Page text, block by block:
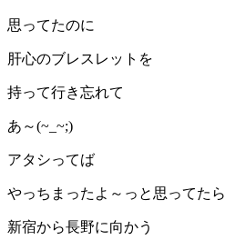
思ってたのに
肝心のブレスレットを
持って行き忘れて
あ～(~_~;)
アタシってば
やっちまったよ～っと思ってたら
新宿から長野に向かう